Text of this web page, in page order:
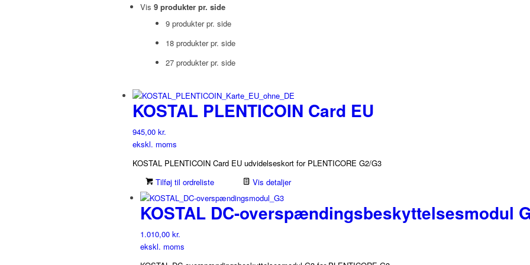
Vis 9 produkter pr. side
9 produkter pr. side
18 produkter pr. side
27 produkter pr. side
KOSTAL PLENTICOIN Card EU
945,00 kr.
ekskl. moms
KOSTAL PLENTICOIN Card EU udvidelseskort for PLENTICORE G2/G3
Tilføj til ordreliste
Vis detaljer
KOSTAL DC-overspændingsbeskyttelsesmodul
1.010,00 kr.
ekskl. moms